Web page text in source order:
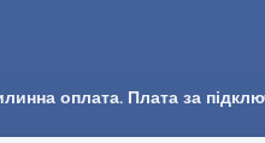
оплата. Плата за